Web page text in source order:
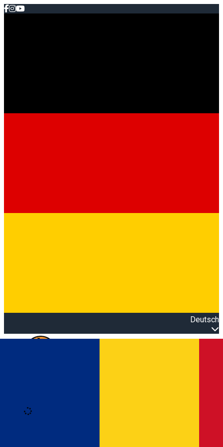
Deutsch